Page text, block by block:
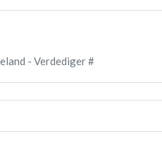
- Verdediger #